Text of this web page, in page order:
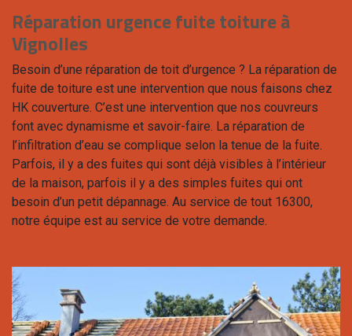
Réparation urgence fuite toiture à
Vignolles
Besoin d’une réparation de toit d’urgence ? La réparation de
fuite de toiture est une intervention que nous faisons chez
HK couverture. C’est une intervention que nos couvreurs
font avec dynamisme et savoir-faire. La réparation de
l’infiltration d’eau se complique selon la tenue de la fuite.
Parfois, il y a des fuites qui sont déjà visibles à l’intérieur
de la maison, parfois il y a des simples fuites qui ont
besoin d’un petit dépannage. Au service de tout 16300,
notre équipe est au service de votre demande.